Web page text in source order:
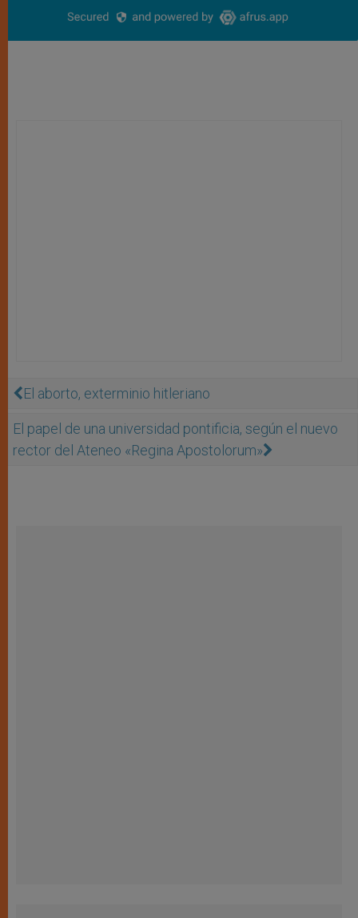
El aborto, exterminio hitleriano
El papel de una universidad pontificia, según el nuevo
rector del Ateneo «Regina Apostolorum»